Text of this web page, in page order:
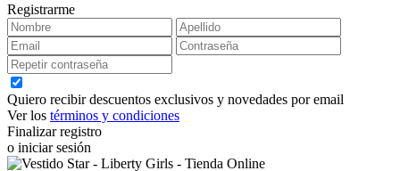
Registrarme
Quiero recibir descuentos exclusivos y novedades por email
Ver los términos y condiciones
Finalizar registro
o iniciar sesión